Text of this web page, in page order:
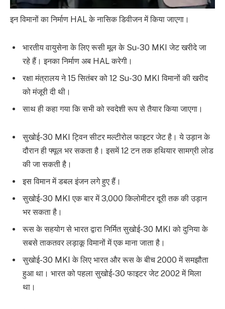
इन विमानों का निर्माण HAL के नासिक डिवीजन में किया जाएगा।
भारतीय वायुसेना के लिए रूसी मूल के Su-30 MKI जेट खरीदे जा
रहे हैं। इनका निर्माण अब HAL करेगी।
रक्षा मंत्रालय ने 15 सितंबर को 12 Su-30 MKI विमानों की खरीद
को मंजूरी दी थी।
साथ ही कहा गया कि सभी को स्वदेशी रूप से तैयार किया जाएगा।
सुखोई-30 MKI ट्विन सीटर मल्टीरोल फाइटर जेट है। ये उड़ान के
दौरान ही फ्यूल भर सकता है। इसमें 12 टन तक हथियार सामग्री लोड
की जा सकती है।
इस विमान में डबल इंजन लगे हुए हैं।
सुखोई-30 MKI एक बार में 3,000 किलोमीटर दूरी तक की उड़ान
भर सकता है।
रूस के सहयोग से भारत द्वारा निर्मित सुखोई-30 MKI को दुनिया के
सबसे ताकतवर लड़ाकू विमानों में एक माना जाता है।
सुखोई-30 MKI के लिए भारत और रूस के बीच 2000 में समझौता
हुआ था। भारत को पहला सुखोई-30 फाइटर जेट 2002 में मिला
था।